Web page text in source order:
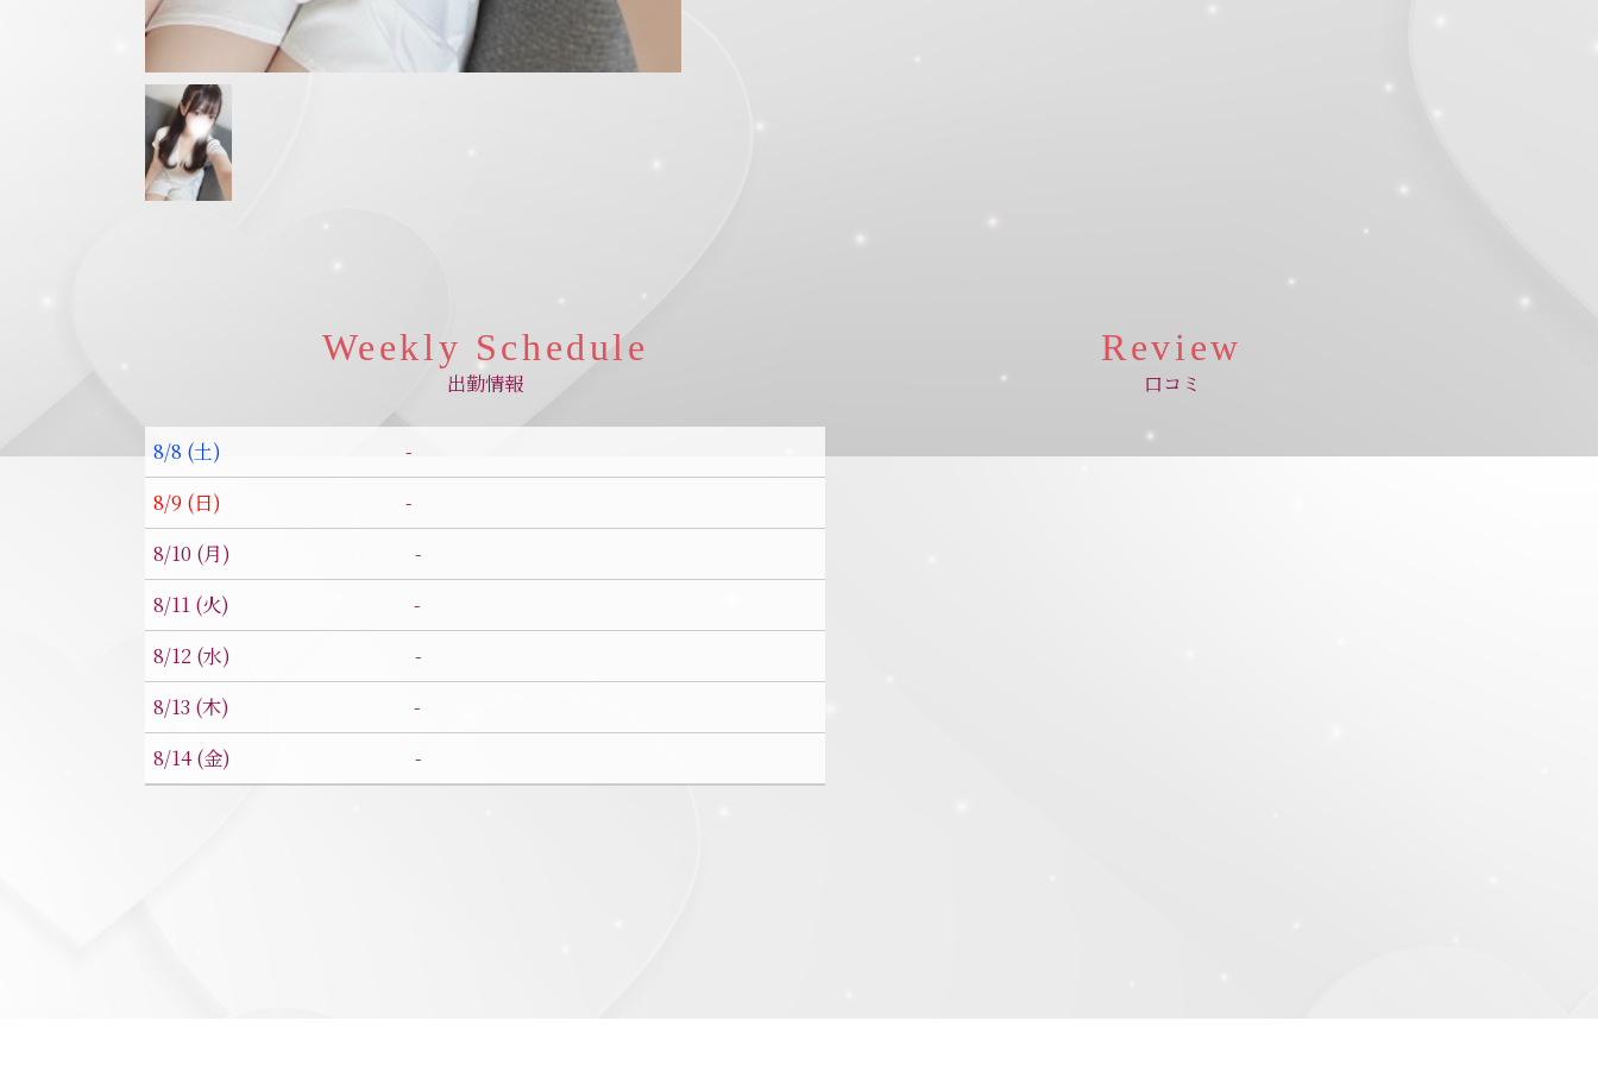
Weekly Schedule
出勤情報
8/8 (土)
-
8/9 (日)
-
8/10 (月)
-
8/11 (火)
-
8/12 (水)
-
8/13 (木)
-
8/14 (金)
-
Review
口コミ